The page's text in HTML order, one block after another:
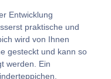
Entwicklung
praktische und
wird von Ihnen
gesteckt und kann so
werden. Ein